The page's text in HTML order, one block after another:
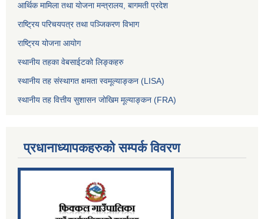
आर्थिक मामिला तथा योजना मन्त्रालय, बागमती प्रदेश
राष्ट्रिय परिचयपत्र तथा पञ्जिकरण विभाग
राष्ट्रिय योजना आयोग
स्थानीय तहका वेबसाईटको लिङ्कहरु
स्थानीय तह संस्थागत क्षमता स्वमूल्याङ्कन (LISA)
स्थानीय तह वित्तीय सुशासन जोखिम मूल्याङ्कन (FRA)
प्रधानाध्यापकहरुको सम्पर्क विवरण